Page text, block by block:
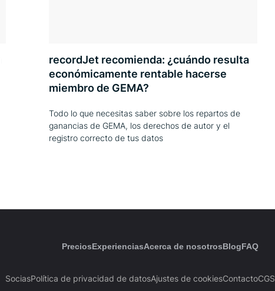
recordJet recomienda: ¿cuándo resulta
económicamente rentable hacerse
miembro de GEMA?
Todo lo que necesitas saber sobre los repartos de
ganancias de GEMA, los derechos de autor y el
registro correcto de tus datos
PreciosExperienciasAcerca de nosotrosBlogFAQ
SociasPolítica de privacidad de datosAjustes de cookiesContactoCGS